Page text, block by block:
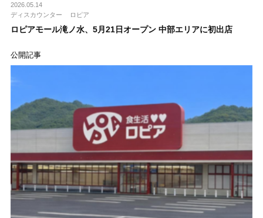
2026.05.14
ディスカウンター
ロピア
ロピアモール滝ノ水、5月21日オープン 中部エリアに初出店
公開記事